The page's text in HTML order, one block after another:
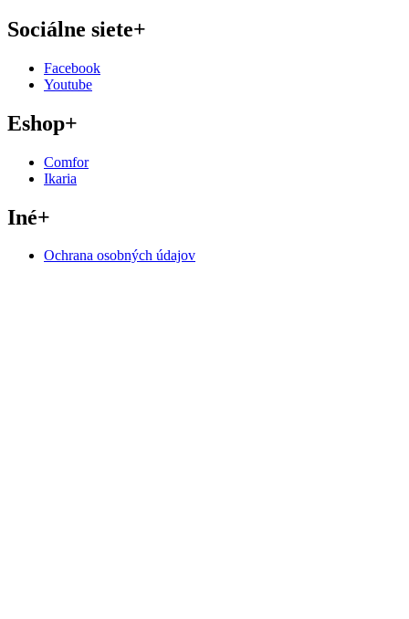
Sociálne siete+
Facebook
Youtube
Eshop+
Comfor
Ikaria
Iné+
Ochrana osobných údajov